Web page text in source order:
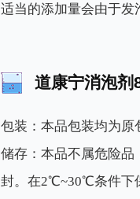
适当的添加量会由于发
道康宁消泡剂
包装：本品包装均为原
储存：本品不属危险
封。在2℃~30℃条件下